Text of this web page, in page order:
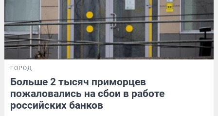
ГОРОД
Больше 2 тысяч приморцев
пожаловались на сбои в работе
российских банков